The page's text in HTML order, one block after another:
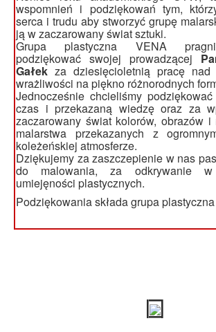
wspomnień i podziękowań tym,
serca i trudu aby stworzyć grupę
ją w zaczarowany świat sztuki.
Grupa plastyczna VENA
podziękować swojej prowadzącej
Gałek za dziesięcioletnią pracę nad
wrażliwości na piękno różnorodnych
Jednocześnie chcieliśmy
czas i przekazaną wiedzę oraz za
zaczarowany świat kolorów, obrazów i
malarstwa przekazanych z
koleżeńskiej atmosferze.
Dziękujemy za zaszczepienie w nas
do malowania, za odkrywanie
umiejęności plastycznych.
Podziękowania składa grupa